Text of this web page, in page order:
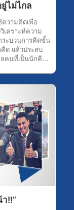
ไม่ไกล
ความคิดเพื่อ
เคราะห์ความ
ระบวนการคิดขั้น
ด แล้วประสบ
ลคนที่เป็นนักคิด
คิดที่ดี ห้ามลอก
วเอง จะได้
ห้คนอื่นเชิดชู
อ หนทางนำไป
ณต้องลองวาดฝัน
ไหน แล้วตัวเอง
พื่อสร้าง
ลงมือทำ
ได้มากเลยที
งสรรค์ และอีก
ลกกว้างก็ช่วย
งไม่มีความรู้ ก็
ำนี่แหละช่วยให้
ำให้คุณมร
เวลาว่างให้ตัว
!!”